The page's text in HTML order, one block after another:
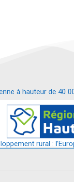
à hauteur de 40
et commerces
rural :